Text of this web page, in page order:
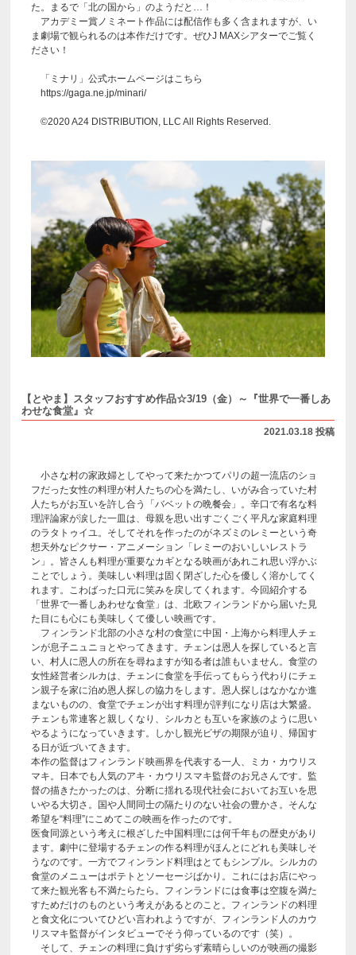
た。まるで「北の国から」のようだと…！
アカデミー賞ノミネート作品には配信作も多く含まれますが、い
ま劇場で観られるのは本作だけです。ぜひJ MAXシアターでご覧く
ださい！
「ミナリ」公式ホームページはこちら
https://gaga.ne.jp/minari/
©2020 A24 DISTRIBUTION, LLC All Rights Reserved.
【とやま】スタッフおすすめ作品☆3/19（金）～『世界で一番しあ
わせな食堂』☆
2021.03.18 投稿
小さな村の家政婦としてやって来たかつてパリの超一流店のショ
フだった女性の料理が村人たちの心を満たし、いがみ合っていた村
人たちがお互いを許し合う「バベットの晩餐会」。辛口で有名な料
理評論家が涙した一皿は、母親を思い出すごくごく平凡な家庭料理
のラタトゥイユ。そしてそれを作ったのがネズミのレミーという奇
想天外なピクサー・アニメーション「レミーのおいしいレストラ
ン」。皆さんも料理が重要なカギとなる映画があれこれ思い浮かぶ
ことでしょう。美味しい料理は固く閉ざした心を優しく溶かしてく
れます。こわばった口元に笑みを戻してくれます。今回紹介する
「世界で一番しあわせな食堂」は、北欧フィンランドから届いた見
た目にも心にも美味しくて優しい映画です。
フィンランド北部の小さな村の食堂に中国・上海から料理人チェ
ンが息子ニュニョとやってきます。チェンは恩人を探していると言
い、村人に恩人の所在を尋ねますが知る者は誰もいません。食堂の
女性経営者シルカは、チェンに食堂を手伝ってもらう代わりにチェ
ン親子を家に泊め恩人探しの協力をします。恩人探しはなかなか進
まないものの、食堂でチェンが出す料理が評判になり店は大繁盛。
チェンも常連客と親しくなり、シルカとも互いを家族のように思い
やるようになっていきます。しかし観光ビザの期限が迫り、帰国す
る日が近づいてきます。
本作の監督はフィンランド映画界を代表する一人、ミカ・カウリス
マキ。日本でも人気のアキ・カウリスマキ監督のお兄さんです。監
督の描きたかったのは、分断に揺れる現代社会においてお互いを思
いやる大切さ。国や人間同士の隔たりのない社会の豊かさ。そんな
希望を“料理”にこめてこの映画を作ったのです。
医食同源という考えに根ざした中国料理には何千年もの歴史があり
ます。劇中に登場するチェンの作る料理がほんとにどれも美味しそ
うなのです。一方でフィンランド料理はとてもシンプル。シルカの
食堂のメニューはポテトとソーセージばかり。これにはお店にやっ
て来た観光客も不満たらたら。フィンランドには食事は空腹を満た
すためだけのものという考えがあるとのこと。フィンランドの料理
と食文化についてひどい言われようですが、フィンランド人のカウ
リスマキ監督がインタビューでそう仰っているのです（笑）。
そして、チェンの料理に負けず劣らず素晴らしいのが映画の撮影